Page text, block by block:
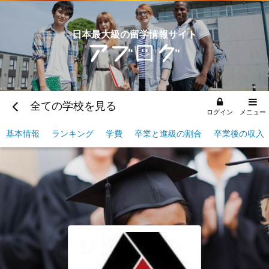
日本最大級の留学情報サイト
全ての学校を見る ログイン メニュー
基本情報 ランキング 学費 卒業と進級の割合 卒業後の収入